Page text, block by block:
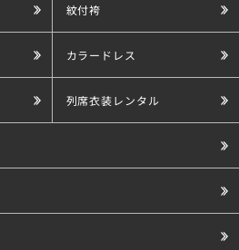
紋付袴
カラードレス
列席衣装レンタル